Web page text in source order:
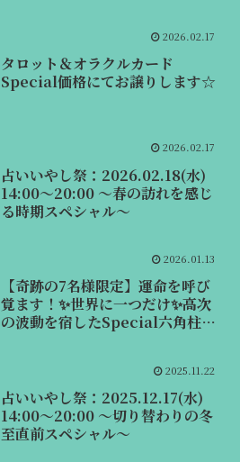
2026.02.17
タロット＆オラクルカード
Special価格にてお譲りします☆
2026.02.17
占いいやし祭：2026.02.18(水)
14:00～20:00 ～春の訪れを感じ
る時期スペシャル～
2026.01.13
【奇跡の7名様限定】運命を呼び
覚ます！✨世界に一つだけ✨高次
の波動を宿したSpecial六角柱ペ
2025.11.22
占いいやし祭：2025.12.17(水)
14:00～20:00 ～切り替わりの冬
至直前スペシャル～